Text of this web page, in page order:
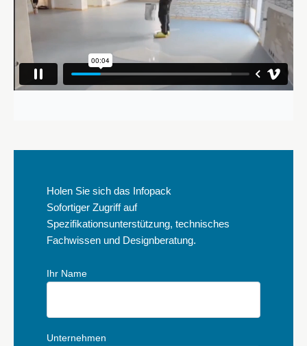
Holen Sie sich das Infopack
Sofortiger Zugriff auf
Spezifikationsunterstützung, technisches
Fachwissen und Designberatung.
Ihr Name
Unternehmen